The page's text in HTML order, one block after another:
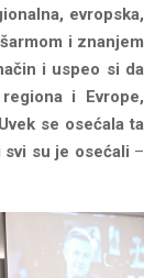
evropska,
i znanjem
i uspeo si da
i Evrope,
se osećala ta
su je osećali –